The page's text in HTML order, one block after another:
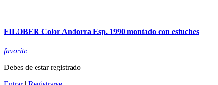
FILOBER Color Andorra Esp. 1990 montado con estuches
favorite
Debes de estar registrado